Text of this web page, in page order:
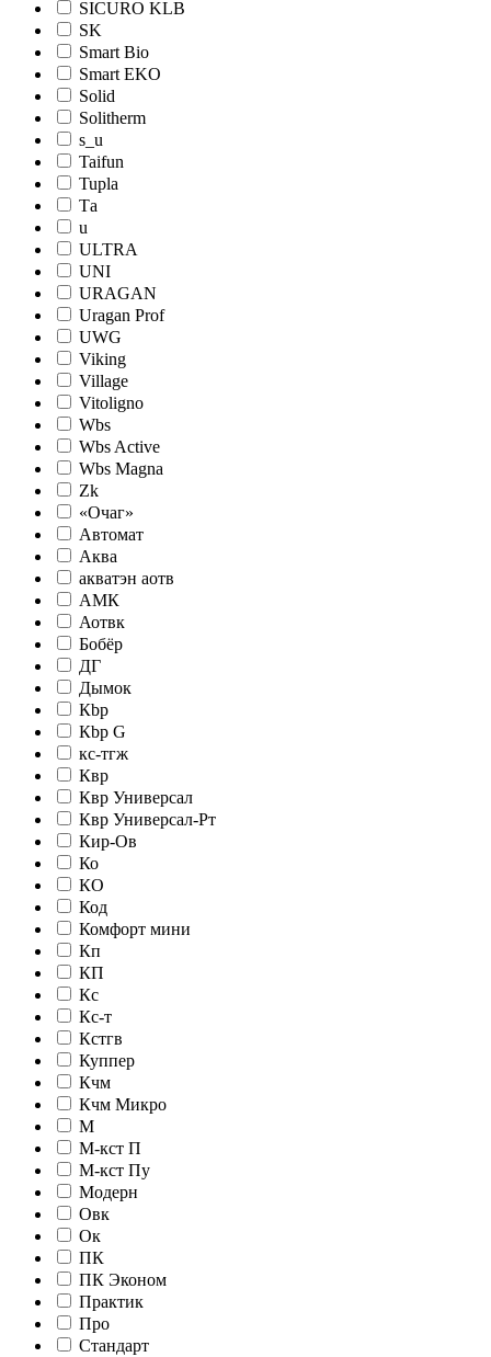
SICURO KLB
SK
Smart Bio
Smart EKO
Solid
Solitherm
s_u
Taifun
Tupla
Tа
u
ULTRA
UNI
URAGAN
Uragan Prof
UWG
Viking
Village
Vitoligno
Wbs
Wbs Active
Wbs Magna
Zk
«Очаг»
Автомат
Аква
акватэн аотв
АМК
Аотвк
Бобёр
ДГ
Дымок
Кbр
Кbр G
кc-тгж
Квр
Квр Универсал
Квр Универсал-Рт
Кир-Ов
Ко
КО
Код
Комфорт мини
Кп
КП
Кс
Кс-т
Кстгв
Куппер
Кчм
Кчм Микро
М
М-кст П
М-кст Пу
Модерн
Овк
Ок
ПК
ПК Эконом
Практик
Про
Стандарт